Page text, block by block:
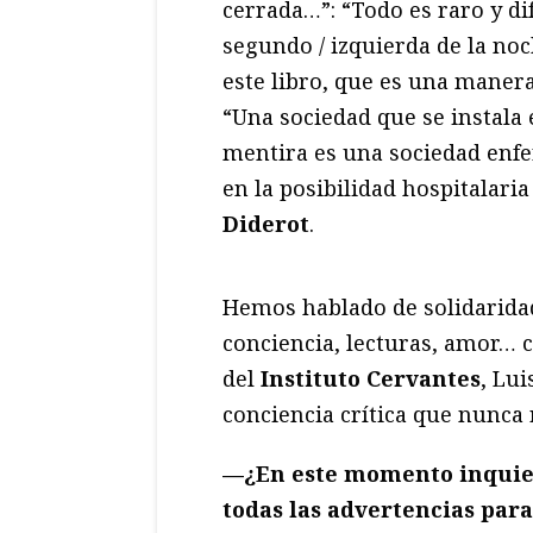
cerrada…”: “Todo es raro y
segundo / izquierda de la
este libro, que es una
“Una sociedad que se
mentira es una sociedad
en la posibilidad
Diderot.
Hemos hablado de
conciencia, lecturas, amor…
del Instituto Cervantes,
conciencia crítica que
—¿En este momento
todas las advertencias